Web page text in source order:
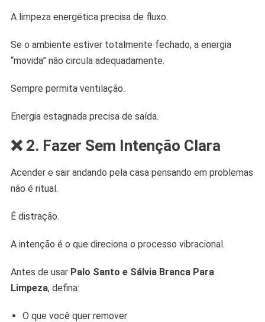
A limpeza energética precisa de fluxo.
Se o ambiente estiver totalmente fechado, a energia
“movida” não circula adequadamente.
Sempre permita ventilação.
Energia estagnada precisa de saída.
❌ 2. Fazer Sem Intenção Clara
Acender e sair andando pela casa pensando em problemas
não é ritual.
É distração.
A intenção é o que direciona o processo vibracional.
Antes de usar Palo Santo e Sálvia Branca Para
Limpeza, defina:
O que você quer remover